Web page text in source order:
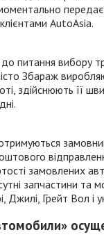
AutoAsia.
питання вибору
Збараж
здійснюють її
замовлених
запчастини
Грейт Вол і